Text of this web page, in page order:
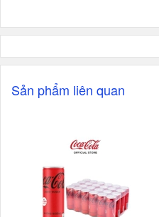
Sản phẩm liên quan